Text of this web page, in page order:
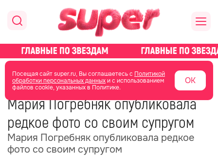
Посещая сайт super.ru, Вы соглашаетесь с Политикой
обработки персональных данныхи с использованием
файлов cookie, указанных в Политике.
ОК
главная новости о звездах новости
15 июня 11:32
Мария Погребняк опубликовала
редкое фото со своим супругом
Мария Погребняк опубликовала редкое
фото со своим супругом